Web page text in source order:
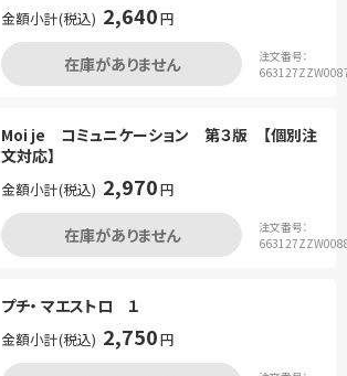
金額小計(税込) 2,640円
在庫がありません
注文番号：
Moi je コミュニケーション 第３版 【個別注
文対応】
金額小計(税込) 2,970円
在庫がありません
注文番号：
プチ・ マエストロ １
金額小計(税込) 2,750円